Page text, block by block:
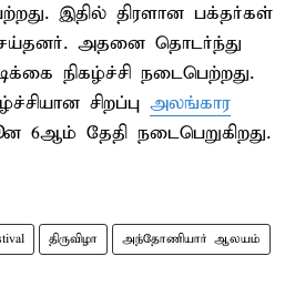
இதில் திரளான பக்தர்கள்
அதனை தொடர்ந்து
நிகழ்ச்சி நடைபெற்றது.
சிறப்பு அலங்கார
6ஆம் தேதி நடைபெறுகிறது.
திருவிழா அந்தோணியார் ஆலயம்